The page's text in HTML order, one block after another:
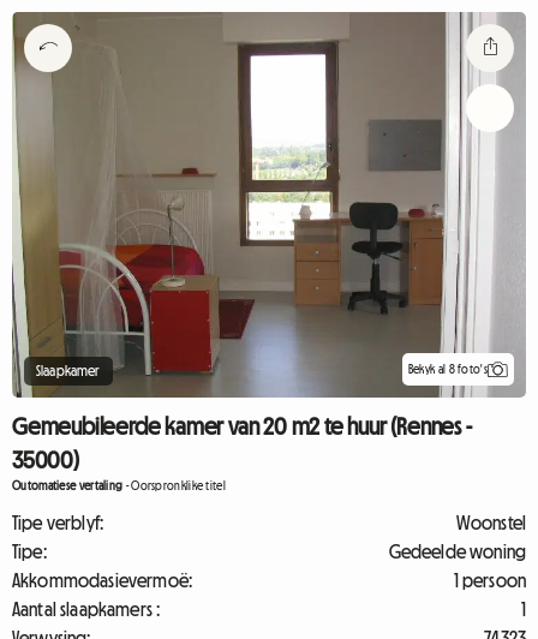
Slaapkamer Bekyk al 8 foto's
Gemeubileerde kamer van 20 m2 te huur (Rennes -
35000)
Outomatiese vertaling -Oorspronklike titel
Tipe verblyf:
Woonstel
Tipe:
Gedeelde woning
Akkommodasievermoë:
1 persoon
Aantal slaapkamers :
1